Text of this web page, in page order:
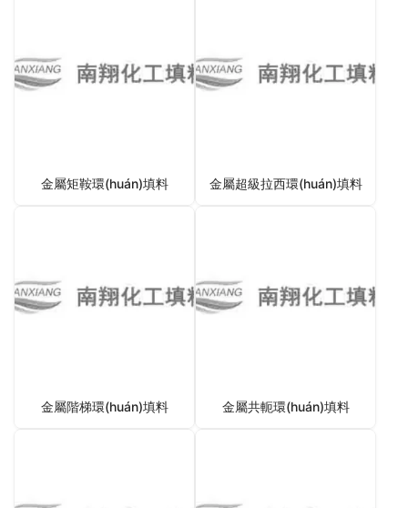
金屬矩鞍環(huán)填料 金屬超級拉西環(huán)填料
金屬階梯環(huán)填料 金屬共軛環(huán)填料